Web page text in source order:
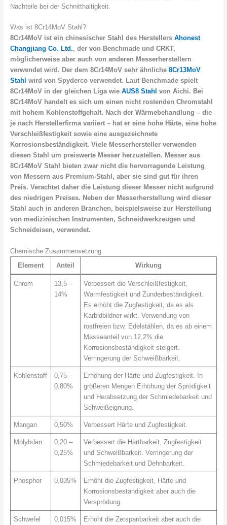
Nachteile bei der Schnitthaltigkeit.
Was ist 8Cr14MoV Stahl?
8Cr14MoV ist ein chinesischer Stahl des Herstellers Ahonest
Changjiang Co. Ltd., der von Benchmade und CRKT,
möglicherweise aber auch von anderen Messerherstellern
verwendet wird. Der dem 8Cr14MoV sehr ähnliche 8Cr13MoV
Stahl wird von Spyderco verwendet. Laut Benchmade spielt
8Cr14MoV in der gleichen Liga wie AUS8 Stahl von Aichi. Bei
8Cr14MoV handelt es sich um einen nicht rostenden Chromstahl
mit hohem Kohlenstoffgehalt. Nach der Wärmebehandlung – die
je nach Herstellerfirma variiert – hat er eine hohe Härte, eine hohe
Verschleißfestigkeit sowie eine ausgezeichnete
Korrosionsbeständigkeit. Viele Messerhersteller verwenden
diesen Stahl um preiswerte Messer herzustellen. Messer aus
8Cr14MoV Stahl bieten zwar nicht die hervorragende Leistung
von Messern aus Premium-Stahl, aber sie sind gut für ihren
Preis. Verachtet daher die Leistung dieser Messer nicht aufgrund
des niedrigen Preises. Neben der Messerherstellung wird dieser
Stahl auch in anderen Branchen, beispielsweise zur Herstellung
von medizinischen Instrumenten, Schneidwerkzeugen und
Schneideisen, verwendet.
Chemische Zusammensetzung
Element
Anteil Wirkung
Chrom
13,5 –
14%
Verbessert die Verschleißfestigkeit,
Warmfestigkeit und Zunderbeständigkeit.
Es erhöht die Zugfestigkeit, da es als
Karbidbildner wirkt. Verwendung von
rostfreien bzw. Edelstählen, da es ab einem
Masseanteil von 12,2% die
Korrosionsbeständigkeit steigert.
Verringerung der Schweißbarkeit.
Kohlenstoff
0,75 –
0,80%
Erhöhung der Härte und Zugfestigkeit. In
größeren Mengen Erhöhung der Sprödigkeit
und Herabsetzung der Schmiedebarkeit und
Schweißeignung.
Mangan 0,50% Verbessert Härte und Zugfestigkeit.
Molybdän
0,20 –
0,25%
Verbessert die Härtbarkeit, Zugfestigkeit
und Schweißbarkeit. Verringerung der
Schmiedebarkeit und Dehnbarkeit.
Phosphor 0,035%
Erhöht die Zugfestigkeit, Härte und
Korrosionsbeständigkeit aber auch die
Versprödung.
Schwefel 0,015%
Erhöht die Zerspanbarkeit aber auch die